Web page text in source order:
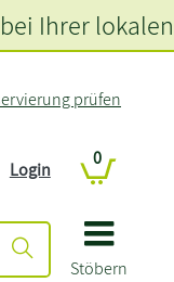
Stöbern
prüfen
Login
0
Ihrer lokalen